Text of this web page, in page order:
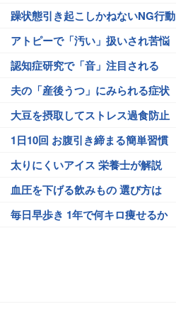
躁状態引き起こしかねないNG行動
アトピーで「汚い」扱いされ苦悩
認知症研究で「音」注目される
夫の「産後うつ」にみられる症状
大豆を摂取してストレス過食防止
1日10回 お腹引き締まる簡単習慣
太りにくいアイス 栄養士が解説
血圧を下げる飲みもの 選び方は
毎日早歩き 1年で何キロ痩せるか